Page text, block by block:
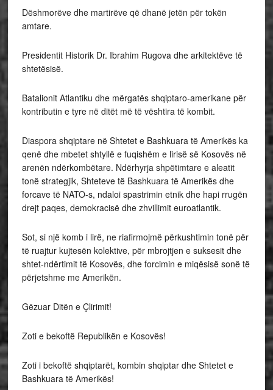
Dëshmorëve dhe martirëve që dhanë jetën për tokën
amtare.
Presidentit Historik Dr. Ibrahim Rugova dhe arkitektëve të
shtetësisë.
Batalionit Atlantiku dhe mërgatës shqiptaro-amerikane për
kontributin e tyre në ditët më të vështira të kombit.
Diaspora shqiptare në Shtetet e Bashkuara të Amerikës ka
qenë dhe mbetet shtyllë e fuqishëm e lirisë së Kosovës në
arenën ndërkombëtare. Ndërhyrja shpëtimtare e aleatit
tonë strategjik, Shteteve të Bashkuara të Amerikës dhe
forcave të NATO-s, ndaloi spastrimin etnik dhe hapi rrugën
drejt paqes, demokracisë dhe zhvillimit euroatlantik.
Sot, si një komb i lirë, ne riafirmojmë përkushtimin tonë për
të ruajtur kujtesën kolektive, për mbrojtjen e suksesit dhe
shtet-ndërtimit të Kosovës, dhe forcimin e miqësisë sonë të
përjetshme me Amerikën.
Gëzuar Ditën e Çlirimit!
Zoti e bekoftë Republikën e Kosovës!
Zoti i bekoftë shqiptarët, kombin shqiptar dhe Shtetet e
Bashkuara të Amerikës!